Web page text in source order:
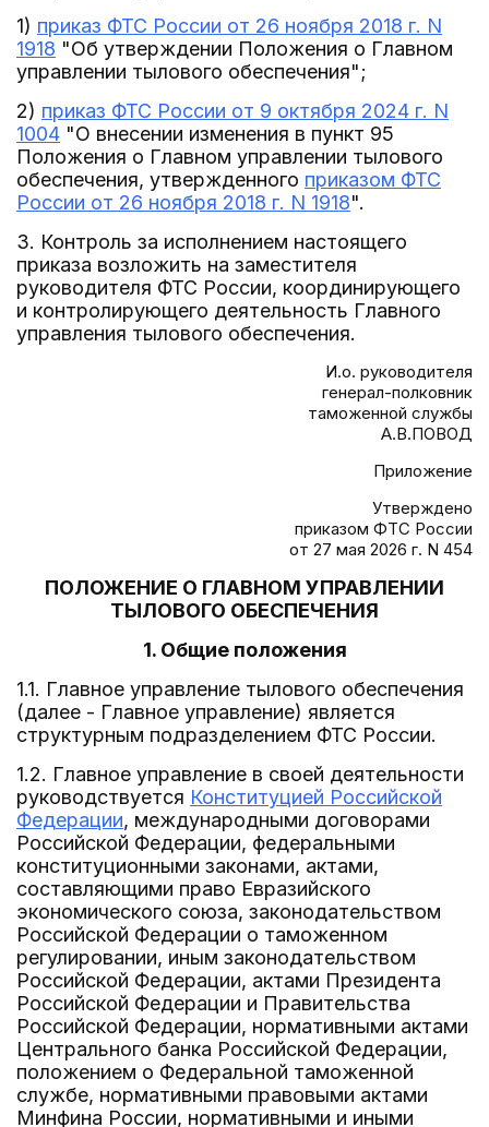
1) приказ ФТС России от 26 ноября 2018 г. N
1918 "Об утверждении Положения о Главном
управлении тылового обеспечения";
2) приказ ФТС России от 9 октября 2024 г. N
1004 "О внесении изменения в пункт 95
Положения о Главном управлении тылового
обеспечения, утвержденного приказом ФТС
России от 26 ноября 2018 г. N 1918".
3. Контроль за исполнением настоящего
приказа возложить на заместителя
руководителя ФТС России, координирующего
и контролирующего деятельность Главного
управления тылового обеспечения.
И.о. руководителя
генерал-полковник
таможенной службы
А.В.ПОВОД
Приложение
Утверждено
приказом ФТС России
от 27 мая 2026 г. N 454
ПОЛОЖЕНИЕ О ГЛАВНОМ УПРАВЛЕНИИ
ТЫЛОВОГО ОБЕСПЕЧЕНИЯ
1. Общие положения
1.1. Главное управление тылового обеспечения
(далее - Главное управление) является
структурным подразделением ФТС России.
1.2. Главное управление в своей деятельности
руководствуется Конституцией Российской
Федерации, международными договорами
Российской Федерации, федеральными
конституционными законами, актами,
составляющими право Евразийского
экономического союза, законодательством
Российской Федерации о таможенном
регулировании, иным законодательством
Российской Федерации, актами Президента
Российской Федерации и Правительства
Российской Федерации, нормативными актами
Центрального банка Российской Федерации,
положением о Федеральной таможенной
службе, нормативными правовыми актами
Минфина России, нормативными и иными